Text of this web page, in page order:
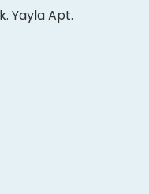
Yayla Apt.